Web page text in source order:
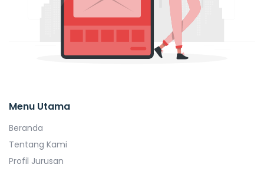
Menu Utama
Beranda
Tentang Kami
Profil Jurusan